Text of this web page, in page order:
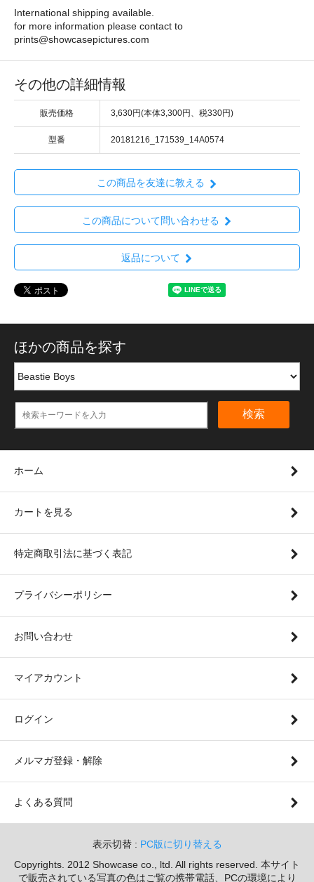
International shipping available.
for more information please contact to
prints@showcasepictures.com
その他の詳細情報
販売価格 3,630円(本体3,300円、税330円)
型番 20181216_171539_14A0574
この商品を友達に教える
この商品について問い合わせる
返品について
ほかの商品を探す
検索
ホーム
カートを見る
特定商取引法に基づく表記
プライバシーポリシー
お問い合わせ
マイアカウント
ログイン
メルマガ登録・解除
よくある質問
表示切替 : PC版に切り替える
Copyrights. 2012 Showcase co., ltd. All rights reserved. 本サイト
で販売されている写真の色はご覧の携帯電話、PCの環境により